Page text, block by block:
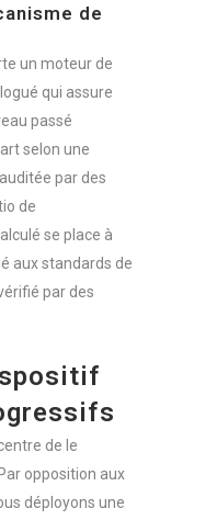
de
un moteur de
qui assure
passé
selon une
par des
de
se place à
aux standards de
par des
de le
opposition aux
déployons une